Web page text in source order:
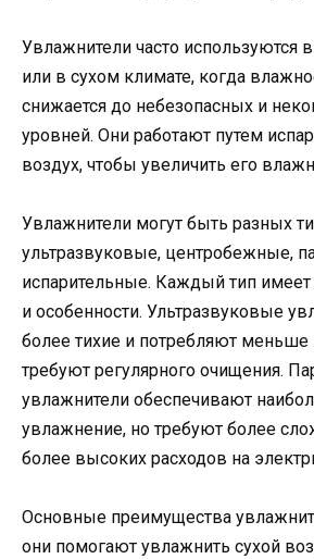
Увлажнители часто используются
или в сухом климате, когда
снижается до небезопасных и
уровней. Они работают путем
воздух, чтобы увеличить его
Увлажнители могут быть разных
ультразвуковые, центробежные,
испарительные. Каждый тип имеет
и особенности. Ультразвуковые
более тихие и потребляют меньше
требуют регулярного очищения.
увлажнители обеспечивают
увлажнение, но требуют более
более высоких расходов на
Основные преимущества
они помогают увлажнить сухой